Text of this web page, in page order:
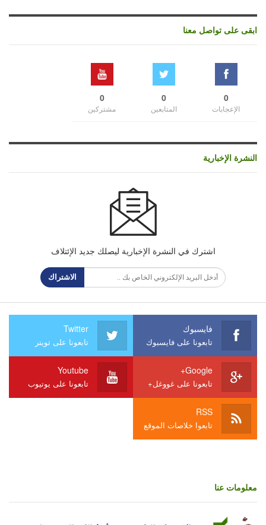
ابقى على تواصل معنا
0
الإعجابات
0
المتابعين
0
مشتركين
النشرة الإخبارية
اشترك في النشرة الإخبارية ليصلك جديد الإئتلاف
الاشتراك
فايسبوك
تابعونا على فايسبوك
Twitter
تابعونا على تويتر
Google+
تابعونا على غووغل+
Youtube
تابعونا على يوتيوب
RSS
تابعوا خلاصات الموقع
معلومات عنا